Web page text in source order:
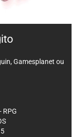
, Gamesplanet ou
RPG